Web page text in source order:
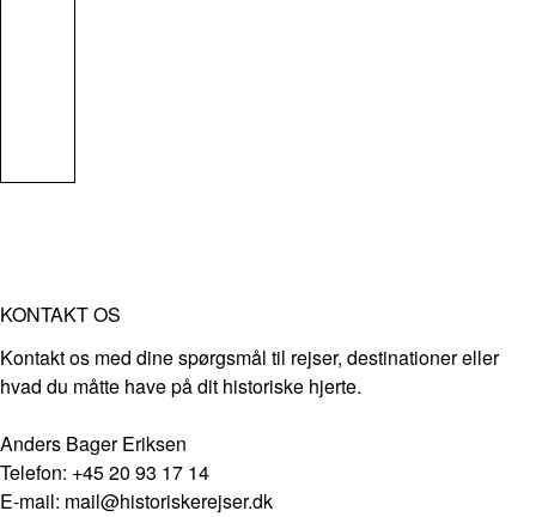
KONTAKT OS
Kontakt os med dine spørgsmål til rejser, destinationer eller
hvad du måtte have på dit historiske hjerte.
Anders Bager Eriksen
Telefon: +45 20 93 17 14
E-mail: mail@historiskerejser.dk